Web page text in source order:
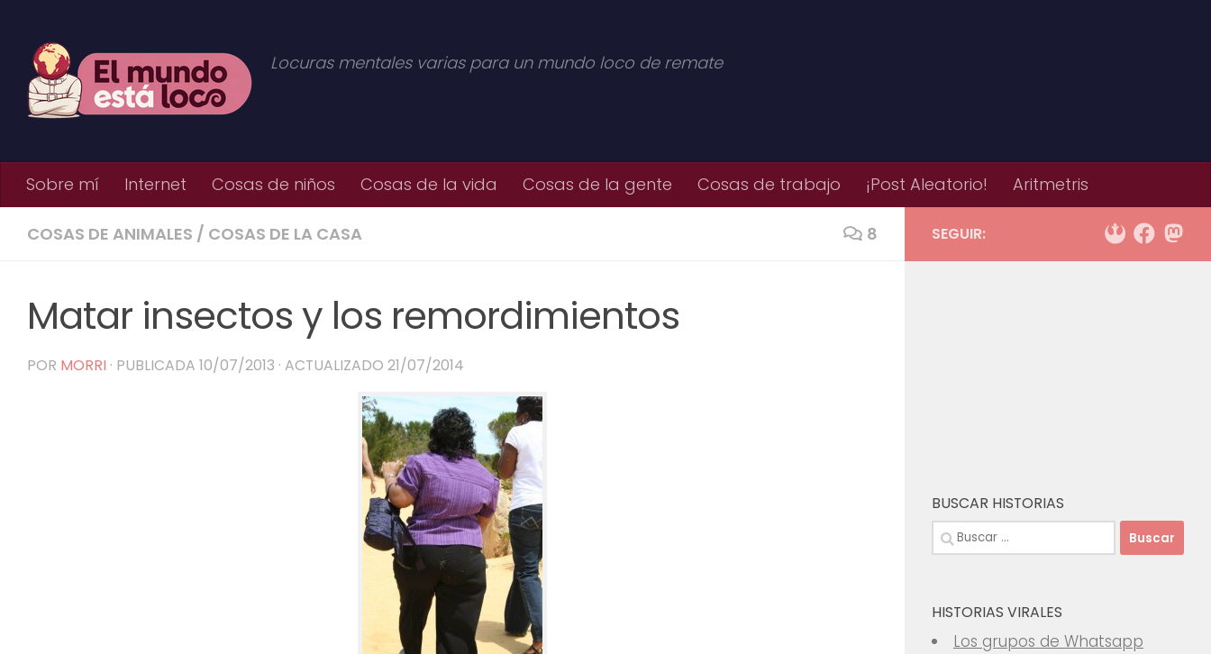
Locuras mentales varias para un mundo loco de remate
Sobre mí Internet Cosas de niños Cosas de la vida Cosas de la gente Cosas de trabajo ¡Post Aleatorio! Aritmetris
COSAS DE ANIMALES / COSAS DE LA CASA 8
Matar insectos y los remordimientos
POR MORRI · PUBLICADA 10/07/2013 · ACTUALIZADO 21/07/2014
SEGUIR:
BUSCAR HISTORIAS
Buscar:
HISTORIAS VIRALES
Los grupos de Whatsapp